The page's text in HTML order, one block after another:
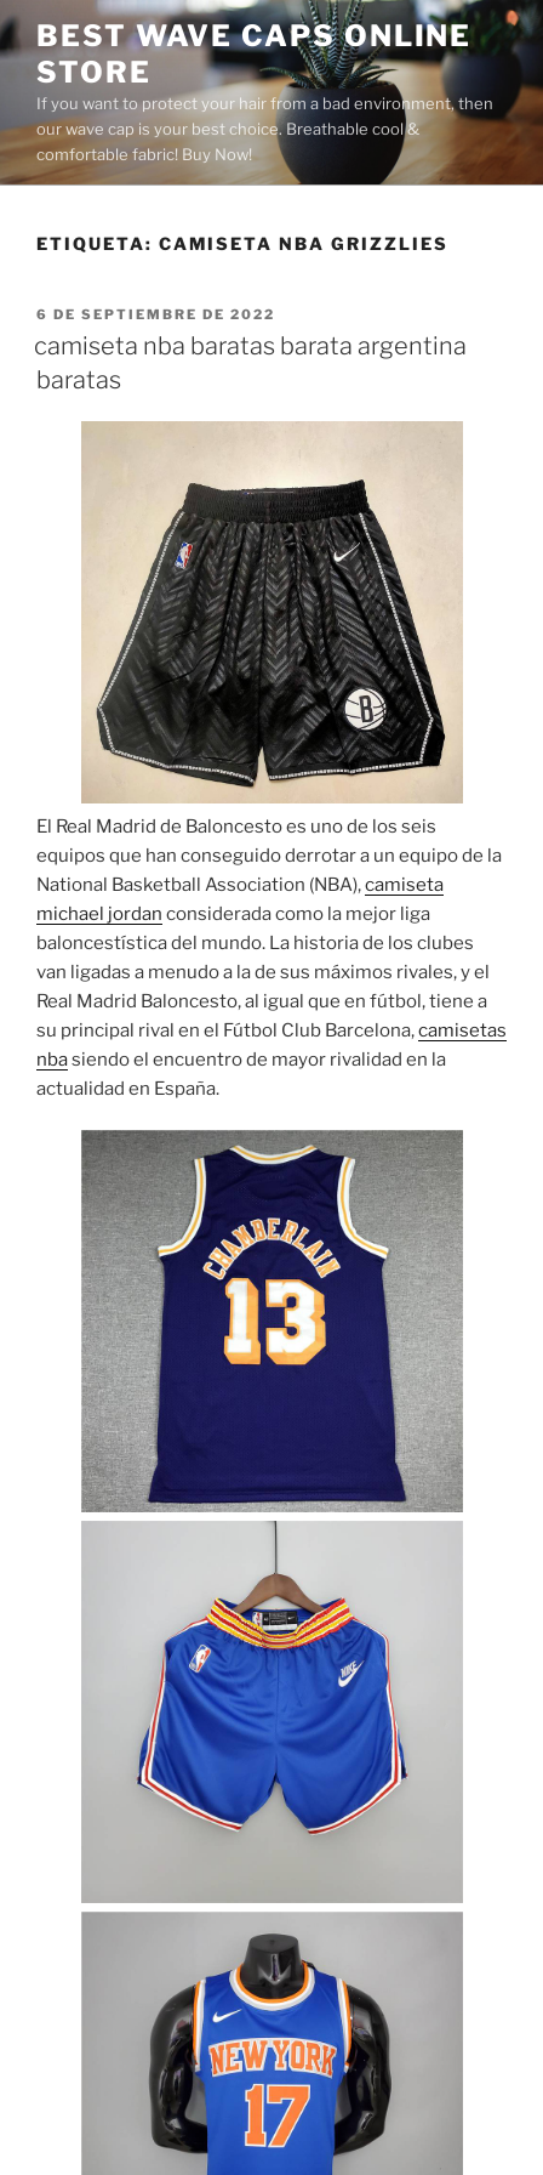
Saltar
al
contenido
BEST WAVE CAPS ONLINE
STORE
If you want to protect your hair from a bad environment, then
our wave cap is your best choice. Breathable cool &
comfortable fabric! Buy Now!
ETIQUETA: CAMISETA NBA GRIZZLIES
PUBLICADO
6 DE SEPTIEMBRE DE 2022
camiseta nba baratas barata argentina
baratas
El Real Madrid de Baloncesto es uno de los seis
equipos que han conseguido derrotar a un equipo de la
National Basketball Association (NBA),camiseta
michael jordan considerada como la mejor liga
baloncestística del mundo. La historia de los clubes
van ligadas a menudo a la de sus máximos rivales, y el
Real Madrid Baloncesto, al igual que en fútbol, tiene a
su principal rival en el Fútbol Club Barcelona,camisetas
nbasiendo el encuentro de mayor rivalidad en la
actualidad en España.